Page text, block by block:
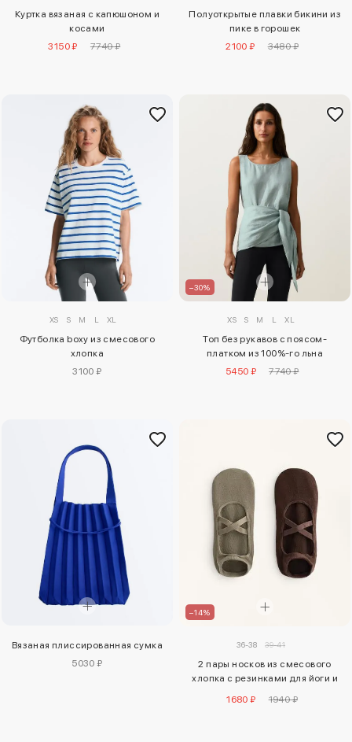
Куртка вязаная с капюшоном и
косами
3150 ₽
7740 ₽
Полуоткрытые плавки бикини из
пике в горошек
2100 ₽
3480 ₽
XS S M L XL
Футболка boxy из смесового
хлопка
3100 ₽
–30%
XS S M L XL
Топ без рукавов с поясом-
платком из 100%-го льна
5450 ₽
7740 ₽
Вязаная плиссированная сумка
5030 ₽
–14%
36-38 39-41
2 пары носков из смесового
хлопка с резинками для йоги и
1680 ₽ 1940 ₽